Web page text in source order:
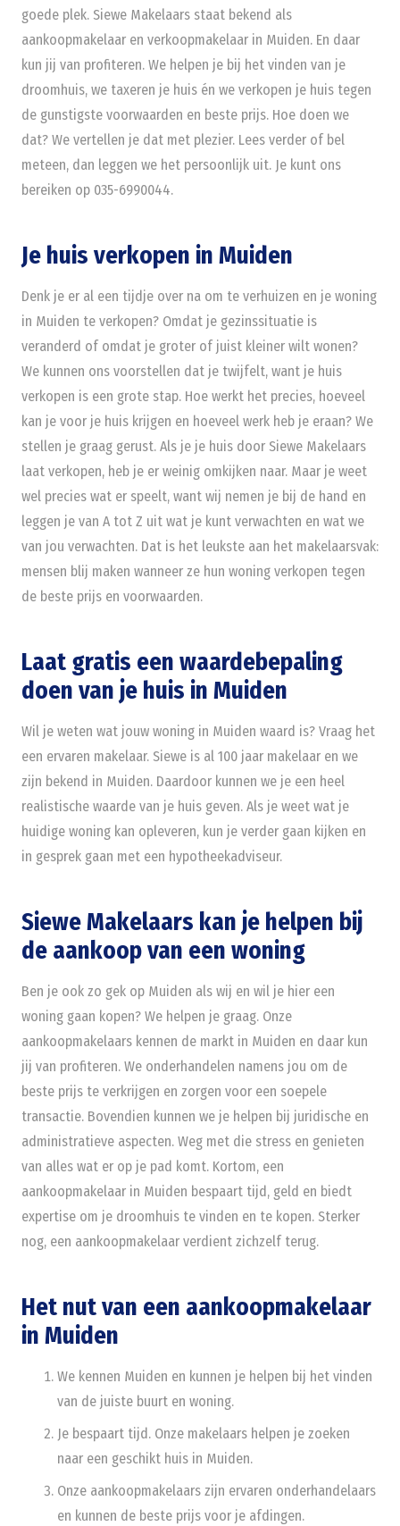
goede plek. Siewe Makelaars staat bekend als
aankoopmakelaar en verkoopmakelaar in Muiden. En daar
kun jij van profiteren. We helpen je bij het vinden van je
droomhuis, we taxeren je huis én we verkopen je huis tegen
de gunstigste voorwaarden en beste prijs. Hoe doen we
dat? We vertellen je dat met plezier. Lees verder of bel
meteen, dan leggen we het persoonlijk uit. Je kunt ons
bereiken op 035-6990044.
Je huis verkopen in Muiden
Denk je er al een tijdje over na om te verhuizen en je woning
in Muiden te verkopen? Omdat je gezinssituatie is
veranderd of omdat je groter of juist kleiner wilt wonen?
We kunnen ons voorstellen dat je twijfelt, want je huis
verkopen is een grote stap. Hoe werkt het precies, hoeveel
kan je voor je huis krijgen en hoeveel werk heb je eraan? We
stellen je graag gerust. Als je je huis door Siewe Makelaars
laat verkopen, heb je er weinig omkijken naar. Maar je weet
wel precies wat er speelt, want wij nemen je bij de hand en
leggen je van A tot Z uit wat je kunt verwachten en wat we
van jou verwachten. Dat is het leukste aan het makelaarsvak:
mensen blij maken wanneer ze hun woning verkopen tegen
de beste prijs en voorwaarden.
Laat gratis een waardebepaling
doen van je huis in Muiden
Wil je weten wat jouw woning in Muiden waard is? Vraag het
een ervaren makelaar. Siewe is al 100 jaar makelaar en we
zijn bekend in Muiden. Daardoor kunnen we je een heel
realistische waarde van je huis geven. Als je weet wat je
huidige woning kan opleveren, kun je verder gaan kijken en
in gesprek gaan met een hypotheekadviseur.
Siewe Makelaars kan je helpen bij
de aankoop van een woning
Ben je ook zo gek op Muiden als wij en wil je hier een
woning gaan kopen? We helpen je graag. Onze
aankoopmakelaars kennen de markt in Muiden en daar kun
jij van profiteren. We onderhandelen namens jou om de
beste prijs te verkrijgen en zorgen voor een soepele
transactie. Bovendien kunnen we je helpen bij juridische en
administratieve aspecten. Weg met die stress en genieten
van alles wat er op je pad komt. Kortom, een
aankoopmakelaar in Muiden bespaart tijd, geld en biedt
expertise om je droomhuis te vinden en te kopen. Sterker
nog, een aankoopmakelaar verdient zichzelf terug.
Het nut van een aankoopmakelaar
in Muiden
We kennen Muiden en kunnen je helpen bij het vinden
van de juiste buurt en woning.
Je bespaart tijd. Onze makelaars helpen je zoeken
naar een geschikt huis in Muiden.
Onze aankoopmakelaars zijn ervaren onderhandelaars
en kunnen de beste prijs voor je afdingen.